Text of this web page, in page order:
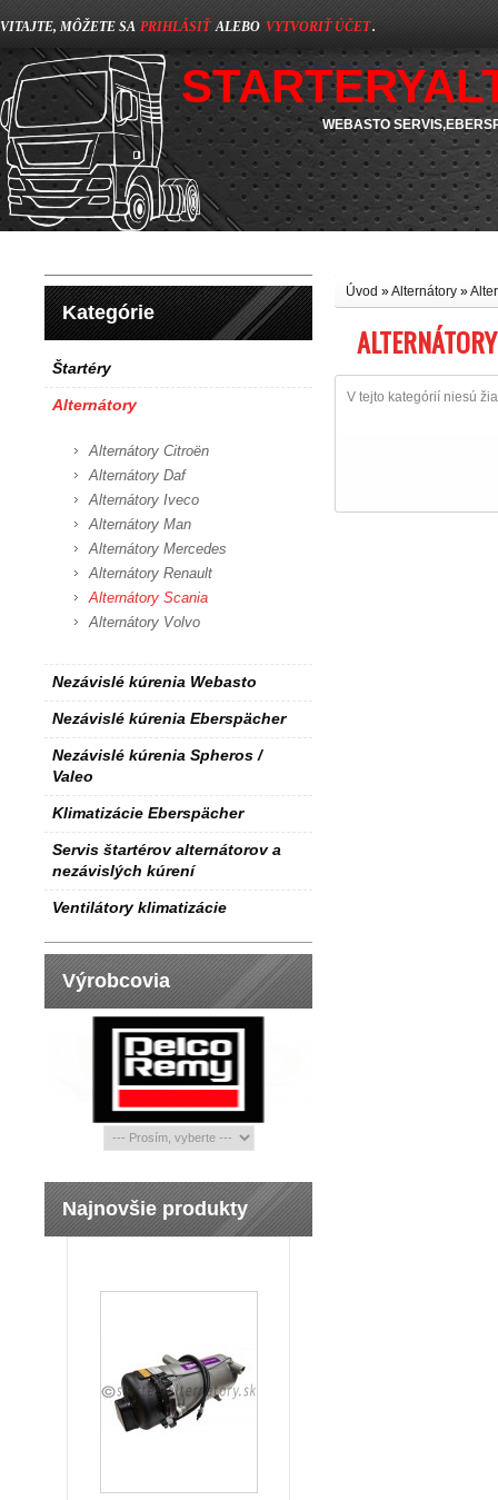
VITAJTE, MÔŽETE SA PRIHLÁSIŤ ALEBO VYTVORIŤ ÚČET.
WEBASTO
Kategórie
Štartéry
Alternátory
Alternátory Citroën
Alternátory Daf
Alternátory Iveco
Alternátory Man
Alternátory Mercedes
Alternátory Renault
Alternátory Scania
Alternátory Volvo
Nezávislé kúrenia Webasto
Nezávislé kúrenia Eberspächer
Nezávislé kúrenia Spheros /
Valeo
Klimatizácie Eberspächer
Servis štartérov alternátorov a
nezávislých kúrení
Ventilátory klimatizácie
Výrobcovia
Najnovšie produkty
Úvod »Alternátory »
V tejto kategórií niesú